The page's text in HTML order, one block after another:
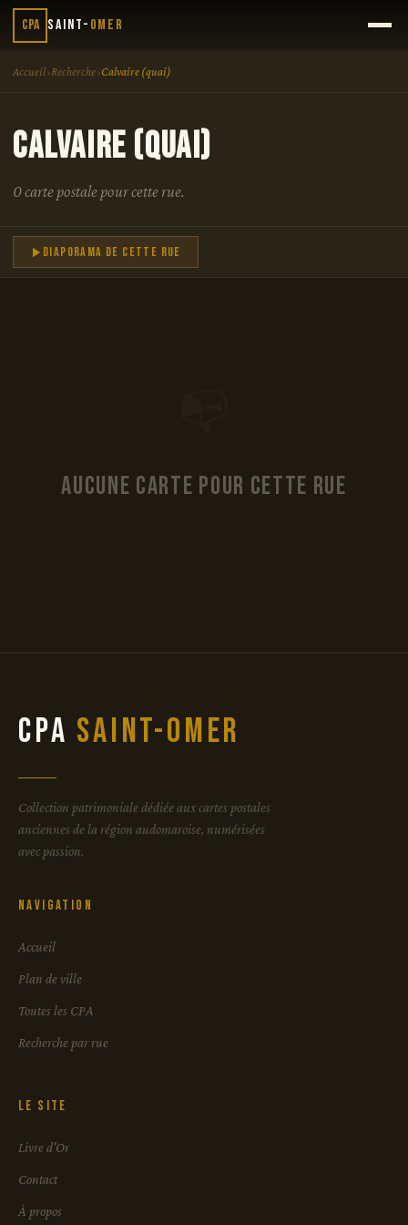
CPA Saint- Omer
Accueil›Recherche›Calvaire (quai)
Calvaire (quai)
0 carte postale pour cette rue.
Diaporama de cette rue
Aucune carte pour cette rue
CPA Saint-Omer
Collection patrimoniale dédiée aux cartes postales
anciennes de la région audomaroise, numérisées
avec passion.
Navigation
Accueil
Plan de ville
Toutes les CPA
Recherche par rue
Le site
Livre d'Or
Contact
À propos